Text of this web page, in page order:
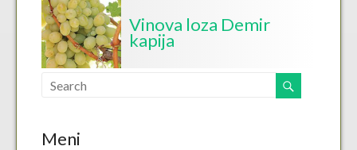
Vinova loza Demir
kapija
Meni